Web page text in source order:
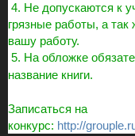
4. Не допускаются к
грязные работы, а
вашу работу.
5. На обложке
название книги.
Записаться на
конкурс: http://